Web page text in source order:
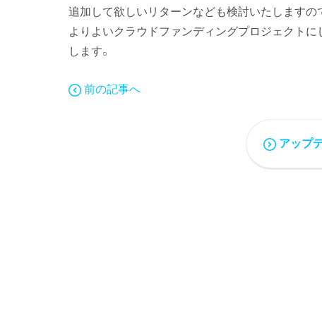
追加して欲しいリターンなども検討いたしますの
よりよいクラウドファンディングプロジェクト
します。
前の記事へ
アップ